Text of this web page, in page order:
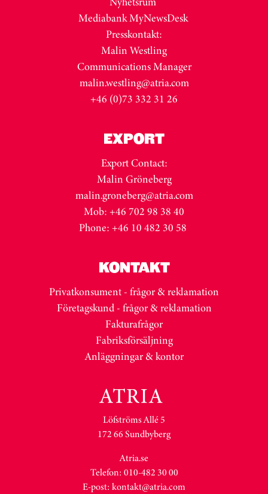
Mediabank MyNewsDesk
Presskontakt:
Malin Westling
Communications Manager
malin.westling@atria.com
+46 (0)73 332 31 26
EXPORT
Export Contact:
Malin Gröneberg
malin.groneberg@atria.com
Mob: +46 702 98 38 40
Phone: +46 10 482 30 58
KONTAKT
Privatkonsument - frågor & reklamation
Företagskund - frågor & reklamation
Fakturafrågor
Fabriksförsäljning
Anläggningar & kontor
Löfströms Allé 5
172 66 Sundbyberg
Atria.se
Telefon: 010-482 30 00
E-post: kontakt@atria.com